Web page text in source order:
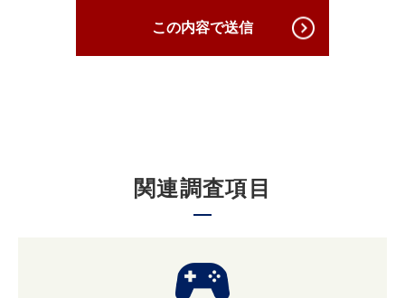
必要かつ適切な安全管理対策を講じ、厳正な管
ることはありません。
所、検察庁、警察、 弁護士会、消費者センター
この内容で送信
関連調査項目